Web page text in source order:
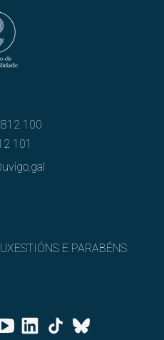
100
101
E PARABÉNS
LinkedinTiktok
Bluesky